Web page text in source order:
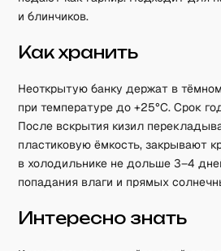
и блинчиков.
Как хранить
Неоткрытую банку держат в
при температуре до +25°C. Срок
После вскрытия кизил
пластиковую ёмкость, закрывают
в холодильнике не дольше 3–4
попадания влаги и прямых
Интересно знать